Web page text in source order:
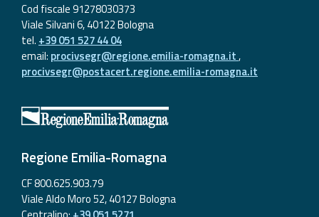
Cod fiscale 91278030373
Viale Silvani 6, 40122 Bologna
tel. +39 051 527 44 04
email: procivsegr@regione.emilia-romagna.it,
procivsegr@postacert.regione.emilia-romagna.it
Regione Emilia-Romagna
CF 800.625.903.79
Viale Aldo Moro 52, 40127 Bologna